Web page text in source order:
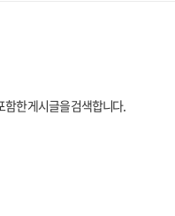
함한 게시글을 검색합니다.